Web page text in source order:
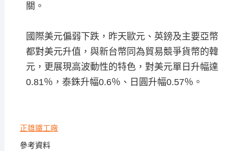
關。
國際美元偏弱下跌，昨天歐元、英鎊及主要亞幣
都對美元升值，與新台幣同為貿易競爭貨幣的韓
元，更展現高波動性的特色，對美元單日升幅達
0.81％，泰銖升幅0.6％、日圓升幅0.57％。
正雄鐵工廠
參考資料